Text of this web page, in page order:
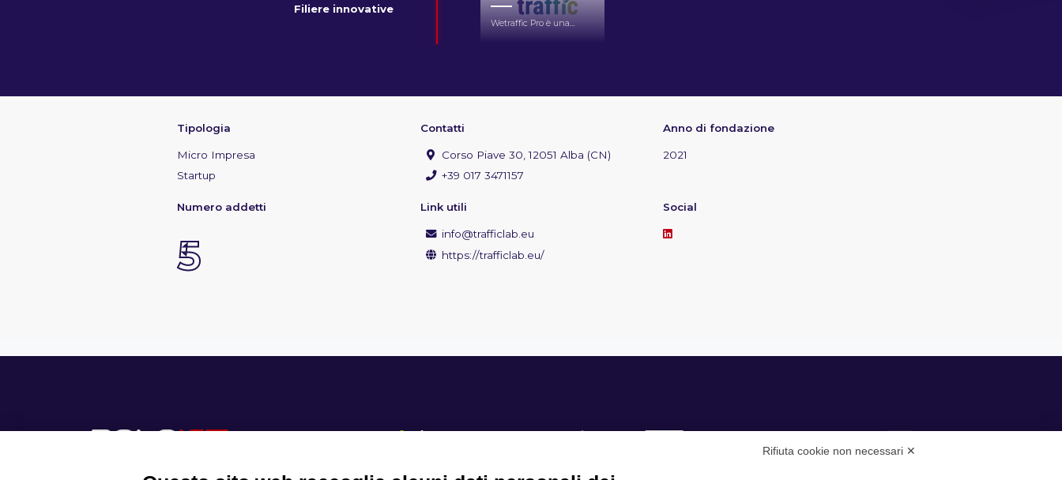
Filiere innovative
Wetraffic Pro è una…
Tipologia
Micro Impresa
Startup
Contatti
Corso Piave 30, 12051 Alba (CN)
+39 017 3471157
Anno di fondazione
2021
Numero addetti
5
Link utili
info@trafficlab.eu
https://trafficlab.eu/
Social
Rifiuta cookie non necessari ✕